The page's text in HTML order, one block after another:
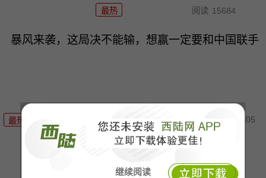
继续阅读
最热 阅读 15684
暴风来袭，这局决不能输，想赢一定要和中国联手
最热 阅读 14226 08-05
河水干了，欧洲的底裤露出来
了，“生命线”告急